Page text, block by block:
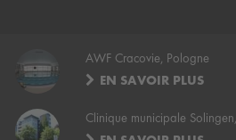
AWF Cracovie, Pologne
EN SAVOIR PLUS
Clinique municipale